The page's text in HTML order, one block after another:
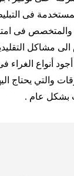
فى
والمتخصص فى
مشاكل
أنواع الغراء
والتي يحتاج
بشكل عام .